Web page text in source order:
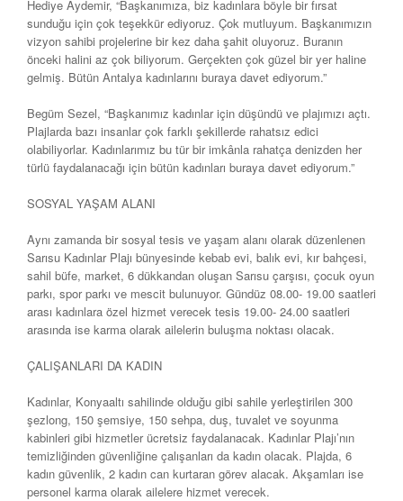
Hediye Aydemir, “Başkanımıza, biz kadınlara böyle bir fırsat
sunduğu için çok teşekkür ediyoruz. Çok mutluyum. Başkanımızın
vizyon sahibi projelerine bir kez daha şahit oluyoruz. Buranın
önceki halini az çok biliyorum. Gerçekten çok güzel bir yer haline
gelmiş. Bütün Antalya kadınlarını buraya davet ediyorum.”
Begüm Sezel, “Başkanımız kadınlar için düşündü ve plajımızı açtı.
Plajlarda bazı insanlar çok farklı şekillerde rahatsız edici
olabiliyorlar. Kadınlarımız bu tür bir imkânla rahatça denizden her
türlü faydalanacağı için bütün kadınları buraya davet ediyorum.”
SOSYAL YAŞAM ALANI
Aynı zamanda bir sosyal tesis ve yaşam alanı olarak düzenlenen
Sarısu Kadınlar Plajı bünyesinde kebab evi, balık evi, kır bahçesi,
sahil büfe, market, 6 dükkandan oluşan Sarısu çarşısı, çocuk oyun
parkı, spor parkı ve mescit bulunuyor. Gündüz 08.00- 19.00 saatleri
arası kadınlara özel hizmet verecek tesis 19.00- 24.00 saatleri
arasında ise karma olarak ailelerin buluşma noktası olacak.
ÇALIŞANLARI DA KADIN
Kadınlar, Konyaaltı sahilinde olduğu gibi sahile yerleştirilen 300
şezlong, 150 şemsiye, 150 sehpa, duş, tuvalet ve soyunma
kabinleri gibi hizmetler ücretsiz faydalanacak. Kadınlar Plajı’nın
temizliğinden güvenliğine çalışanları da kadın olacak. Plajda, 6
kadın güvenlik, 2 kadın can kurtaran görev alacak. Akşamları ise
personel karma olarak ailelere hizmet verecek.